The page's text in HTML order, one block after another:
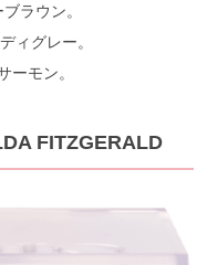
ラウン。
ィグレー。
ーモン。
FITZGERALD